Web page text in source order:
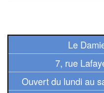
cartes
à
Collectionner
Le
7, rue
Ouvert du lundi au